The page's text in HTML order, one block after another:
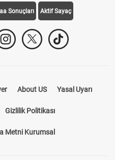
Sonuçları Aktif Sayaç
About US Yasal Uyarı
Gizlilik Politikası
Metni Kurumsal